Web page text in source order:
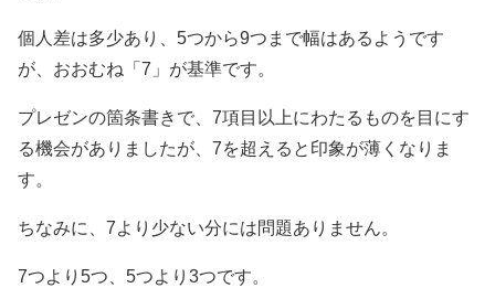
個人差は多少あり、5つから9つまで幅はあるようです
が、おおむね「7」が基準です。
プレゼンの箇条書きで、7項目以上にわたるものを目にす
る機会がありましたが、7を超えると印象が薄くなりま
す。
ちなみに、7より少ない分には問題ありません。
7つより5つ、5つより3つです。